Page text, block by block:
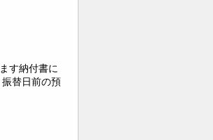
す納付書に
替日前の預